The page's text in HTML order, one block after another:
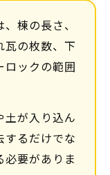
棟の長さ、
瓦の枚数、下
ロックの範囲
土が入り込ん
するだけでな
必要がありま